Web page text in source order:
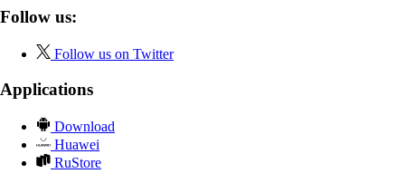
Follow us:
Follow us on Twitter
Applications
Download
Huawei
RuStore